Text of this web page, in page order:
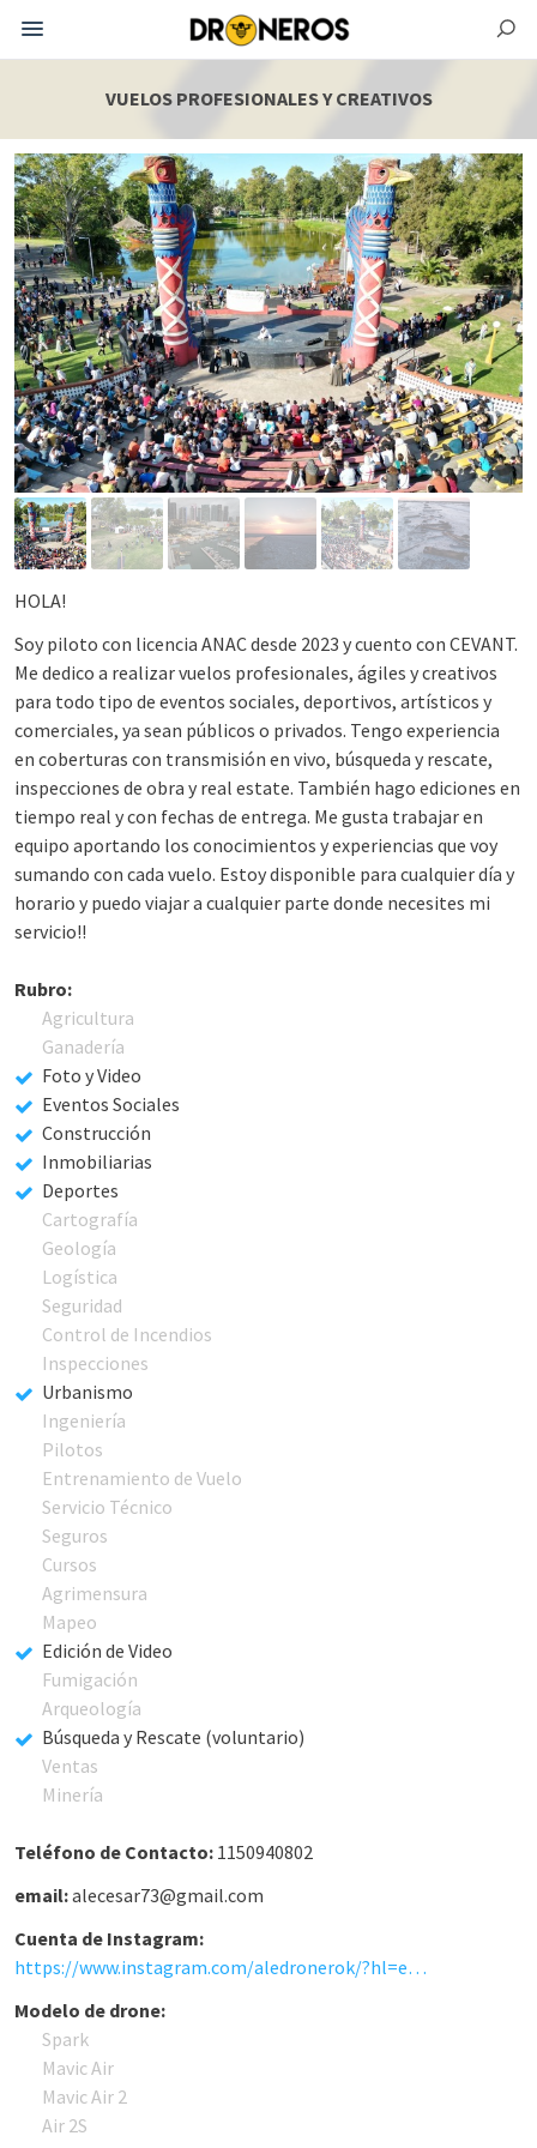
VUELOS PROFESIONALES Y CREATIVOS
HOLA!
Soy piloto con licencia ANAC desde 2023 y cuento con CEVANT.
Me dedico a realizar vuelos profesionales, ágiles y creativos
para todo tipo de eventos sociales, deportivos, artísticos y
comerciales, ya sean públicos o privados. Tengo experiencia
en coberturas con transmisión en vivo, búsqueda y rescate,
inspecciones de obra y real estate. También hago ediciones en
tiempo real y con fechas de entrega. Me gusta trabajar en
equipo aportando los conocimientos y experiencias que voy
sumando con cada vuelo. Estoy disponible para cualquier día y
horario y puedo viajar a cualquier parte donde necesites mi
servicio!!
Rubro:
Agricultura
Ganadería
Foto y Video
Eventos Sociales
Construcción
Inmobiliarias
Deportes
Cartografía
Geología
Logística
Seguridad
Control de Incendios
Inspecciones
Urbanismo
Ingeniería
Pilotos
Entrenamiento de Vuelo
Servicio Técnico
Seguros
Cursos
Agrimensura
Mapeo
Edición de Video
Fumigación
Arqueología
Búsqueda y Rescate (voluntario)
Ventas
Minería
Teléfono de Contacto: 1150940802
email:alecesar73@gmail.com
Cuenta de Instagram:
https://www.instagram.com/aledronerok/?hl=es-la
Modelo de drone:
Spark
Mavic Air
Mavic Air 2
Air 2S